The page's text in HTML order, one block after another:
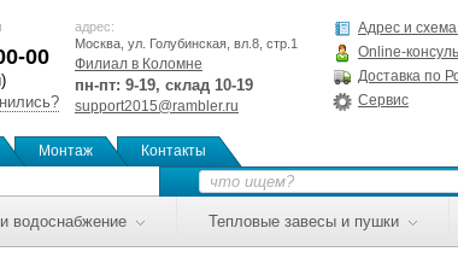
00
адрес:
Москва, ул. Голубинская, вл.8, стр.1
Филиал в Коломне
пн-пт: 9-19, склад 10-19
support2015@rambler.ru
Адрес и
Online-
Доставка по
Сервис
Монтаж Контакты
водоснабжение Тепловые завесы и пушки